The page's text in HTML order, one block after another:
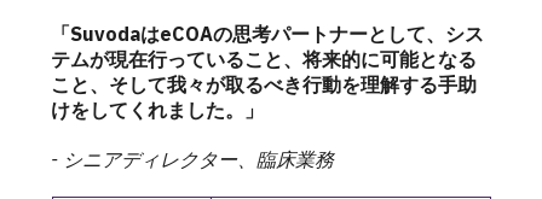
「SuvodaはeCOAの思考パートナーとして、シス
テムが現在行っていること、将来的に可能となる
こと、そして我々が取るべき行動を理解する手助
けをしてくれました。」
- シニアディレクター、臨床業務